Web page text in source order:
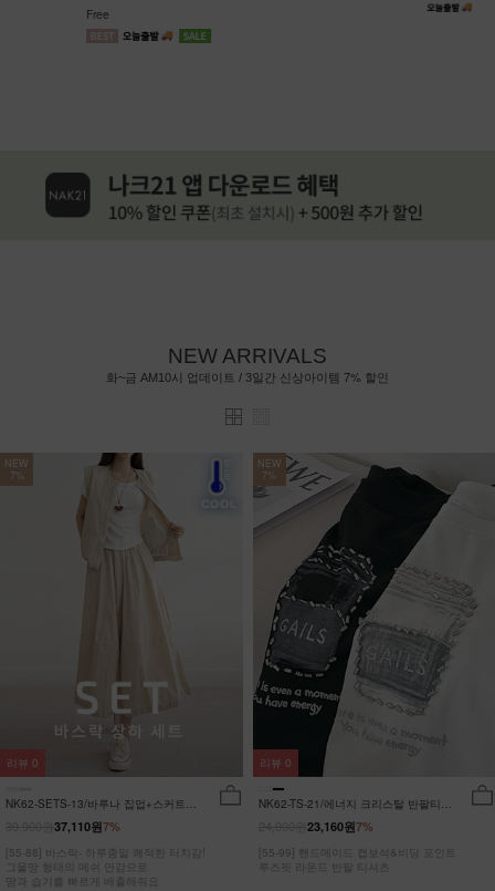
Free
NEW ARRIVALS
화~금 AM10시 업데이트 / 3일간 신상아이템 7% 할인
NEW
7%
NK62-SETS-13/바루나 집업+스커트
7%
37,110원
[55-88] 바스락- 하루종일 쾌적한 터치감!
그물망 형태의 메쉬 안감으로
땀과 습기를 빠르게 배출해줘요
리뷰 0
NEW
7%
NK62-TS-21/에너지 크리스탈 반팔티
7%
23,160원
[55-99] 핸드메이드 캡보석&비딩 포인트
루즈핏 라운드 반팔 티셔츠
리뷰 0